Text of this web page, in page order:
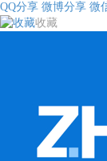
QQ分享 微博分享 微
收藏